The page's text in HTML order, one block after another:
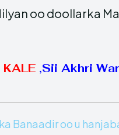
oo doollarka
KALE ,Sii Akhri
Banaadir oo u